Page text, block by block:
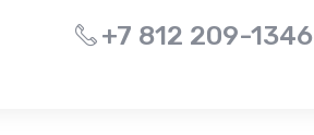
+7 812 209-1346